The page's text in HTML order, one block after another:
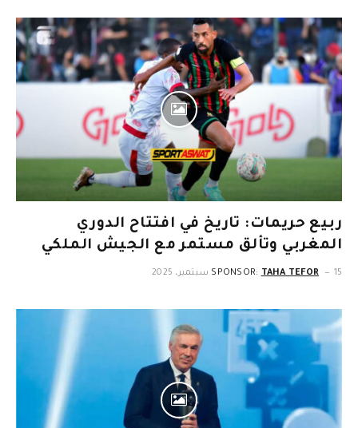
ربيع حريمات: تاريخ في افتتاح الدوري
المغربي وتألق مستمر مع الجيش الملكي
SPONSOR: TAHA TEFOR 15 سبتمبر، 2025